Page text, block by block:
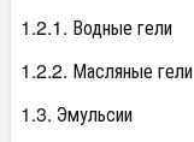
1.2.1. Водные гели
1.2.2. Масляные гели
1.3. Эмульсии